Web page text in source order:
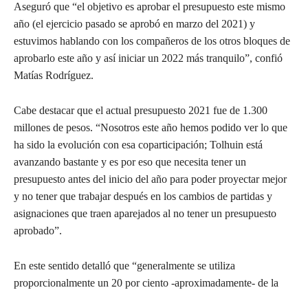
Aseguró que “el objetivo es aprobar el presupuesto este mismo
año (el ejercicio pasado se aprobó en marzo del 2021) y
estuvimos hablando con los compañeros de los otros bloques de
aprobarlo este año y así iniciar un 2022 más tranquilo”, confió
Matías Rodríguez.
Cabe destacar que el actual presupuesto 2021 fue de 1.300
millones de pesos. “Nosotros este año hemos podido ver lo que
ha sido la evolución con esa coparticipación; Tolhuin está
avanzando bastante y es por eso que necesita tener un
presupuesto antes del inicio del año para poder proyectar mejor
y no tener que trabajar después en los cambios de partidas y
asignaciones que traen aparejados al no tener un presupuesto
aprobado”.
En este sentido detalló que “generalmente se utiliza
proporcionalmente un 20 por ciento -aproximadamente- de la